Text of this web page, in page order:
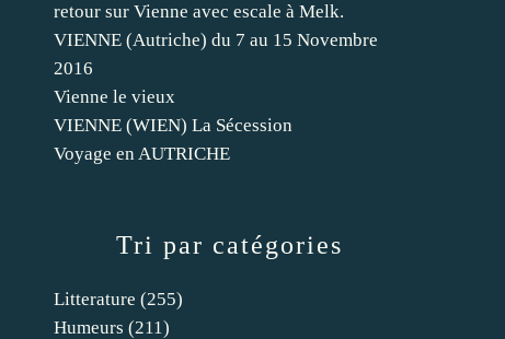
Tri par catégories
Litterature (255)
Humeurs (211)
retour sur Vienne avec escale à Melk.
VIENNE (Autriche) du 7 au 15 Novembre
2016
Vienne le vieux
VIENNE (WIEN) La Sécession
Voyage en AUTRICHE